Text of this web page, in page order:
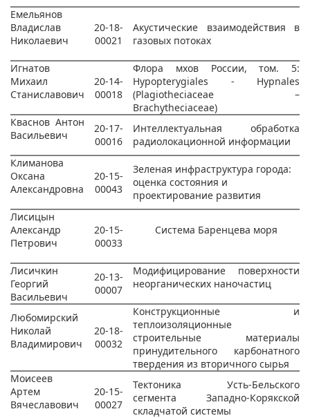
Емельянов
Владислав
Николаевич
20-18-
00021
Акустические взаимодействия в
газовых потоках
Игнатов
Михаил
Станиславович
20-14-
00018
Флора мхов России, том. 5:
Hypopterygiales - Hypnales
(Plagiotheciaceae –
Brachytheciaceae)
Кваснов Антон
Васильевич
20-17-
00016
Интеллектуальная обработка
радиолокационной информации
Климанова
Оксана
Александровна
20-15-
00043
Зеленая инфраструктура города:
оценка состояния и
проектирование развития
Лисицын
Александр
Петрович
20-15-
00033
Система Баренцева моря
Лисичкин
Георгий
Васильевич
20-13-
00007
Модифицирование поверхности
неорганических наночастиц
Любомирский
Николай
Владимирович
20-18-
00032
Конструкционные и
теплоизоляционные
строительные материалы
принудительного карбонатного
твердения из вторичного сырья
Моисеев
Артем
Вячеславович
20-15-
00027
Тектоника Усть-Бельского
сегмента Западно-Корякской
складчатой системы